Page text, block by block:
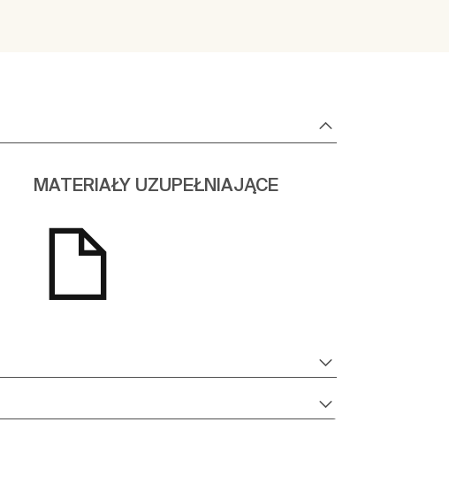
MATERIAŁY UZUPEŁNIAJĄCE